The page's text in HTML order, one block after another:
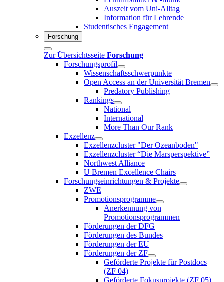
Auszeit vom Uni-Alltag
Information für Lehrende
Studentisches Engagement
Forschung
Zur Übersichtsseite Forschung
Forschungsprofil
Wissenschaftsschwerpunkte
Open Access an der Universität Bremen
Predatory Publishing
Rankings
National
International
More Than Our Rank
Exzellenz
Exzellenzcluster "Der Ozeanboden"
Exzellenzcluster “Die Marsperspektive”
Northwest Alliance
U Bremen Excellence Chairs
Forschungseinrichtungen & Projekte
ZWE
Promotionsprogramme
Anerkennung von
Promotionsprogrammen
Förderungen der DFG
Förderungen des Bundes
Förderungen der EU
Förderungen der ZF
Geförderte Projekte für Postdocs
(ZF 04)
Geförderte Fokusprojekte (ZF 05)